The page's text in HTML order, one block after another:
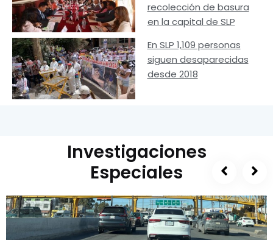
recolección de basura
en la capital de SLP
En SLP 1,109 personas
siguen desaparecidas
desde 2018
Investigaciones
Especiales